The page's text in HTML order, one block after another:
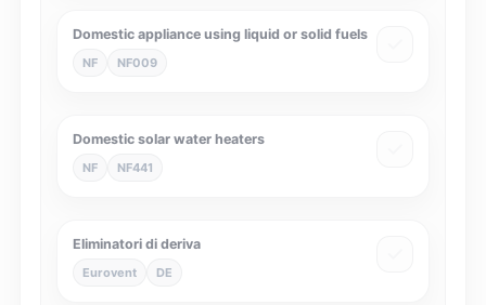
Domestic appliance using liquid or solid fuels
NF NF009
Domestic solar water heaters
NF NF441
Eliminatori di deriva
Eurovent DE